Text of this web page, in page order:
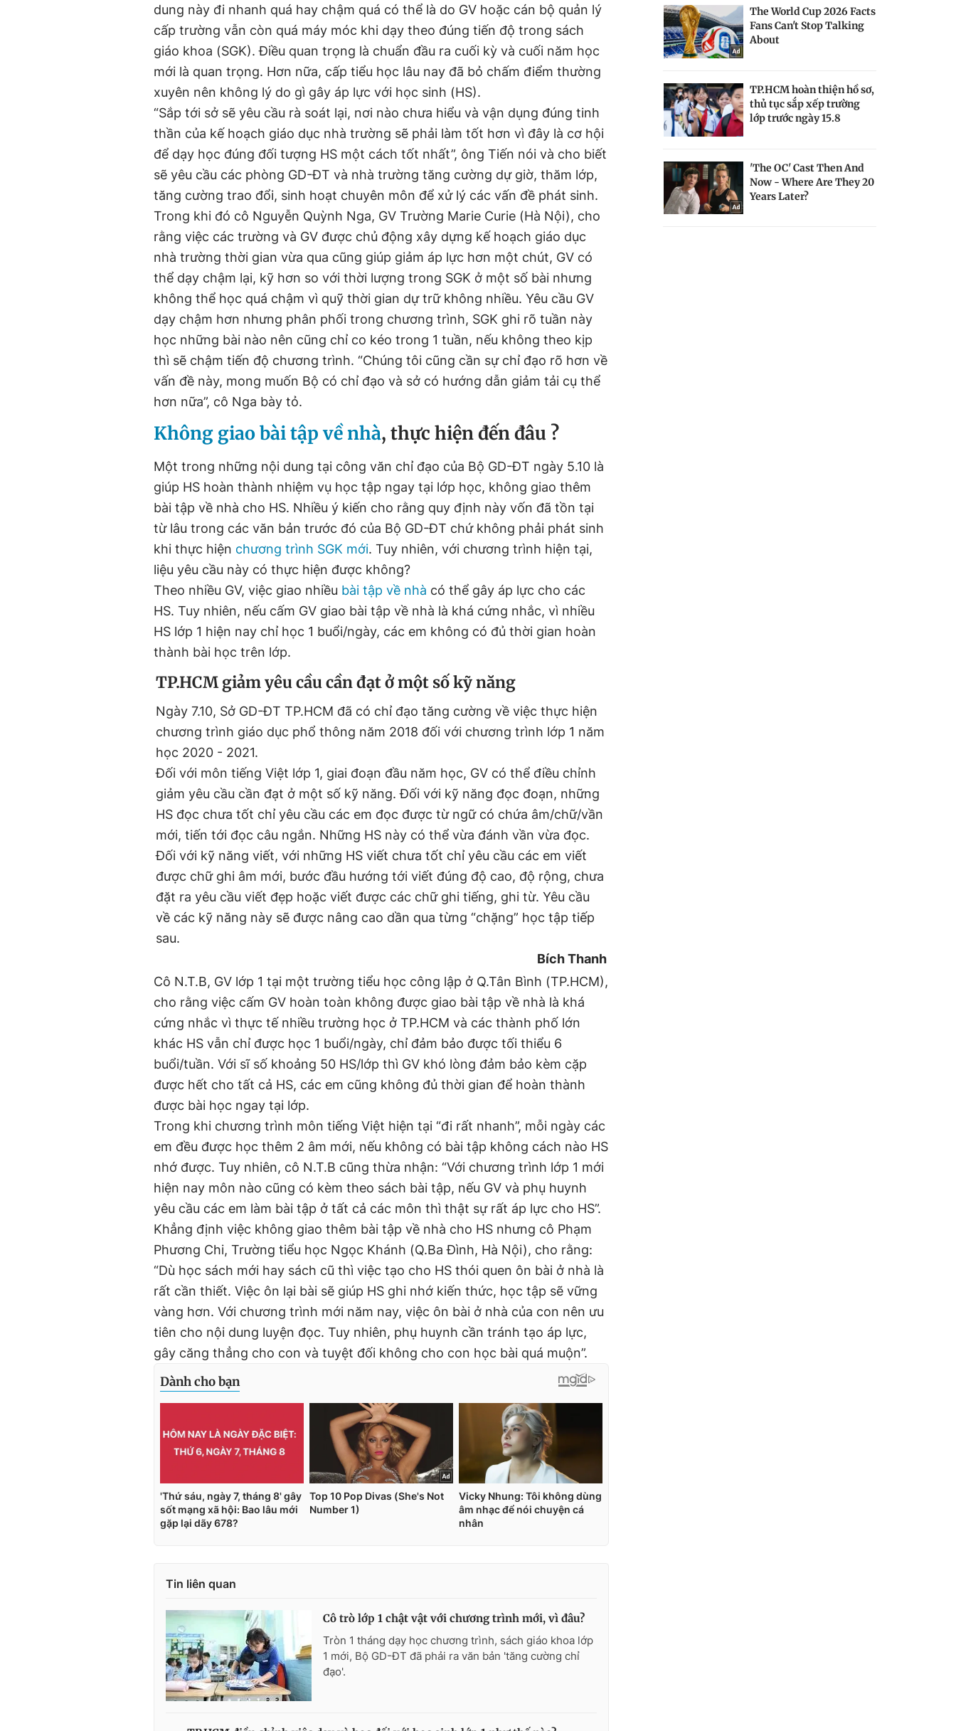
dung này đi nhanh quá hay chậm quá có thể là do GV hoặc cán bộ quản lý
cấp trường vẫn còn quá máy móc khi dạy theo đúng tiến độ trong sách
giáo khoa (SGK). Điều quan trọng là chuẩn đầu ra cuối kỳ và cuối năm học
mới là quan trọng. Hơn nữa, cấp tiểu học lâu nay đã bỏ chấm điểm thường
xuyên nên không lý do gì gây áp lực với học sinh (HS).
“Sắp tới sở sẽ yêu cầu rà soát lại, nơi nào chưa hiểu và vận dụng đúng tinh
thần của kế hoạch giáo dục nhà trường sẽ phải làm tốt hơn vì đây là cơ hội
để dạy học đúng đối tượng HS một cách tốt nhất”, ông Tiến nói và cho biết
sẽ yêu cầu các phòng GD-ĐT và nhà trường tăng cường dự giờ, thăm lớp,
tăng cường trao đổi, sinh hoạt chuyên môn để xử lý các vấn đề phát sinh.
Trong khi đó cô Nguyễn Quỳnh Nga, GV Trường Marie Curie (Hà Nội), cho
rằng việc các trường và GV được chủ động xây dựng kế hoạch giáo dục
nhà trường thời gian vừa qua cũng giúp giảm áp lực hơn một chút, GV có
thể dạy chậm lại, kỹ hơn so với thời lượng trong SGK ở một số bài nhưng
không thể học quá chậm vì quỹ thời gian dự trữ không nhiều. Yêu cầu GV
dạy chậm hơn nhưng phân phối trong chương trình, SGK ghi rõ tuần này
học những bài nào nên cũng chỉ co kéo trong 1 tuần, nếu không theo kịp
thì sẽ chậm tiến độ chương trình. “Chúng tôi cũng cần sự chỉ đạo rõ hơn về
vấn đề này, mong muốn Bộ có chỉ đạo và sở có hướng dẫn giảm tải cụ thể
hơn nữa”, cô Nga bày tỏ.
Không giao bài tập về nhà, thực hiện đến đâu ?
Một trong những nội dung tại công văn chỉ đạo của Bộ GD-ĐT ngày 5.10 là
giúp HS hoàn thành nhiệm vụ học tập ngay tại lớp học, không giao thêm
bài tập về nhà cho HS. Nhiều ý kiến cho rằng quy định này vốn đã tồn tại
từ lâu trong các văn bản trước đó của Bộ GD-ĐT chứ không phải phát sinh
khi thực hiện chương trình SGK mới. Tuy nhiên, với chương trình hiện tại,
liệu yêu cầu này có thực hiện được không?
Theo nhiều GV, việc giao nhiều bài tập về nhà có thể gây áp lực cho các
HS. Tuy nhiên, nếu cấm GV giao bài tập về nhà là khá cứng nhắc, vì nhiều
HS lớp 1 hiện nay chỉ học 1 buổi/ngày, các em không có đủ thời gian hoàn
thành bài học trên lớp.
TP.HCM giảm yêu cầu cần đạt ở một số kỹ năng
Ngày 7.10, Sở GD-ĐT TP.HCM đã có chỉ đạo tăng cường về việc thực hiện
chương trình giáo dục phổ thông năm 2018 đối với chương trình lớp 1 năm
học 2020 - 2021.
Đối với môn tiếng Việt lớp 1, giai đoạn đầu năm học, GV có thể điều chỉnh
giảm yêu cầu cần đạt ở một số kỹ năng. Đối với kỹ năng đọc đoạn, những
HS đọc chưa tốt chỉ yêu cầu các em đọc được từ ngữ có chứa âm/chữ/vần
mới, tiến tới đọc câu ngắn. Những HS này có thể vừa đánh vần vừa đọc.
Đối với kỹ năng viết, với những HS viết chưa tốt chỉ yêu cầu các em viết
được chữ ghi âm mới, bước đầu hướng tới viết đúng độ cao, độ rộng, chưa
đặt ra yêu cầu viết đẹp hoặc viết được các chữ ghi tiếng, ghi từ. Yêu cầu
về các kỹ năng này sẽ được nâng cao dần qua từng “chặng” học tập tiếp
sau.
Bích Thanh
Cô N.T.B, GV lớp 1 tại một trường tiểu học công lập ở Q.Tân Bình (TP.HCM),
cho rằng việc cấm GV hoàn toàn không được giao bài tập về nhà là khá
cứng nhắc vì thực tế nhiều trường học ở TP.HCM và các thành phố lớn
khác HS vẫn chỉ được học 1 buổi/ngày, chỉ đảm bảo được tối thiểu 6
buổi/tuần. Với sĩ số khoảng 50 HS/lớp thì GV khó lòng đảm bảo kèm cặp
được hết cho tất cả HS, các em cũng không đủ thời gian để hoàn thành
được bài học ngay tại lớp.
Trong khi chương trình môn tiếng Việt hiện tại “đi rất nhanh”, mỗi ngày các
em đều được học thêm 2 âm mới, nếu không có bài tập không cách nào HS
nhớ được. Tuy nhiên, cô N.T.B cũng thừa nhận: “Với chương trình lớp 1 mới
hiện nay môn nào cũng có kèm theo sách bài tập, nếu GV và phụ huynh
yêu cầu các em làm bài tập ở tất cả các môn thì thật sự rất áp lực cho HS”.
Khẳng định việc không giao thêm bài tập về nhà cho HS nhưng cô Phạm
Phương Chi, Trường tiểu học Ngọc Khánh (Q.Ba Đình, Hà Nội), cho rằng:
“Dù học sách mới hay sách cũ thì việc tạo cho HS thói quen ôn bài ở nhà là
rất cần thiết. Việc ôn lại bài sẽ giúp HS ghi nhớ kiến thức, học tập sẽ vững
vàng hơn. Với chương trình mới năm nay, việc ôn bài ở nhà của con nên ưu
tiên cho nội dung luyện đọc. Tuy nhiên, phụ huynh cần tránh tạo áp lực,
gây căng thẳng cho con và tuyệt đối không cho con học bài quá muộn”.
Tin liên quan
Cô trò lớp 1 chật vật với chương trình mới, vì đâu?
Tròn 1 tháng dạy học chương trình, sách giáo khoa lớp
1 mới, Bộ GD-ĐT đã phải ra văn bản 'tăng cường chỉ
đạo'.